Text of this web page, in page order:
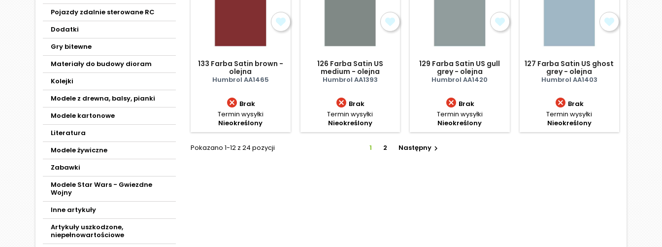
Pojazdy zdalnie sterowane RC
Dodatki
Gry bitewne
Materiały do budowy dioram
Kolejki
Modele z drewna, balsy, pianki
Modele kartonowe
Literatura
Modele żywiczne
Zabawki
Modele Star Wars - Gwiezdne
Wojny
Inne artykuły
Artykuły uszkodzone,
niepełnowartościowe
133 Farba Satin brown -
olejna
Humbrol AA1465
 Brak
Termin wysyłki
Nieokreślony
126 Farba Satin US
medium - olejna
Humbrol AA1393
 Brak
Termin wysyłki
Nieokreślony
129 Farba Satin US gull
grey - olejna
Humbrol AA1420
 Brak
Termin wysyłki
Nieokreślony
127 Farba Satin US ghost
grey - olejna
Humbrol AA1403
 Brak
Termin wysyłki
Nieokreślony
Pokazano 1-12 z 24 pozycji 1 2 Następny 